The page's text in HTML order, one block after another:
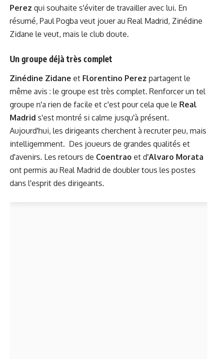
Perez qui souhaite s'éviter de travailler avec lui. En
résumé, Paul Pogba veut jouer au Real Madrid, Zinédine
Zidane le veut, mais le club doute.
Un groupe déjà très complet
Zinédine Zidane et Florentino Perez partagent le
même avis : le groupe est très complet. Renforcer un tel
groupe n'a rien de facile et c'est pour cela que le Real
Madrid s'est montré si calme jusqu'à présent.
Aujourd'hui, les dirigeants cherchent à recruter peu, mais
intelligemment. Des joueurs de grandes qualités et
d'avenirs. Les retours de Coentrao et d'Alvaro Morata
ont permis au Real Madrid de doubler tous les postes
dans l'esprit des dirigeants.